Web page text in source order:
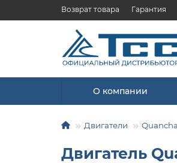
Возврат товара Гарантия
О компании
Двигатели
Двигатель